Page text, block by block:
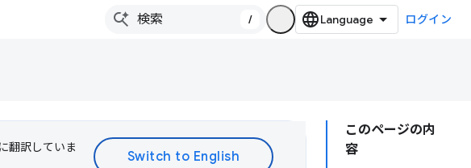
/ ログイン
このページの内
容
翻訳していま